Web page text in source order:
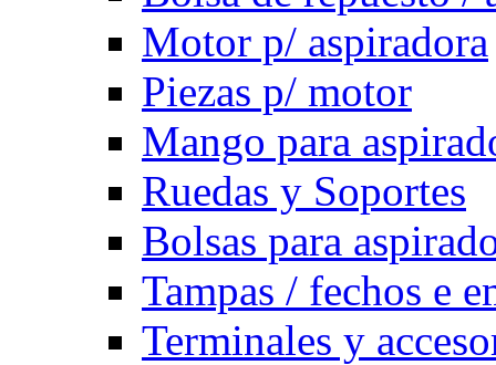
Motor p/ aspiradora
Piezas p/ motor
Mango para
Ruedas y Soportes
Bolsas para
Tampas / fechos e
Terminales y